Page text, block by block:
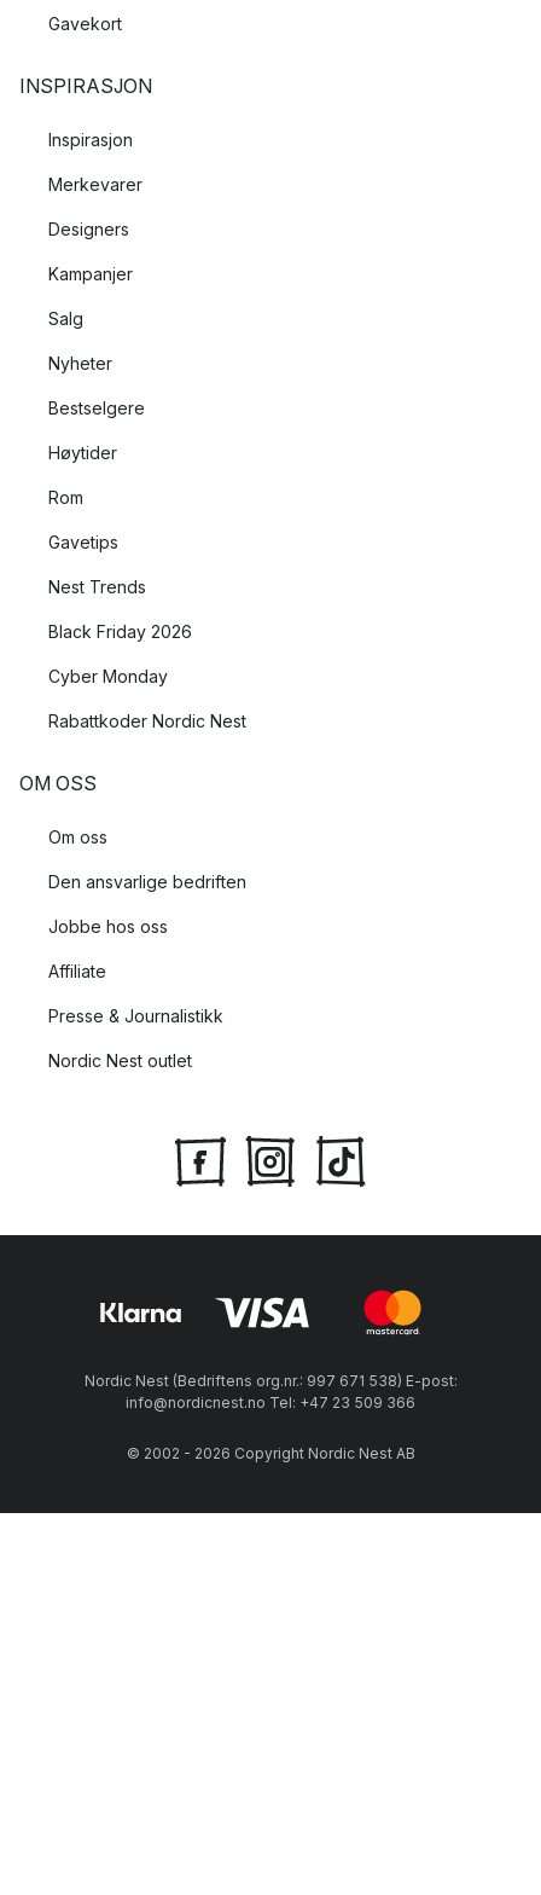
Gavekort
INSPIRASJON
Inspirasjon
Merkevarer
Designers
Kampanjer
Salg
Nyheter
Bestselgere
Høytider
Rom
Gavetips
Nest Trends
Black Friday 2026
Cyber Monday
Rabattkoder Nordic Nest
OM OSS
Om oss
Den ansvarlige bedriften
Jobbe hos oss
Affiliate
Presse & Journalistikk
Nordic Nest outlet
Nordic Nest (Bedriftens org.nr.: 997 671 538) E-post:
info@nordicnest.no Tel: +47 23 509 366
© 2002 - 2026 Copyright Nordic Nest AB